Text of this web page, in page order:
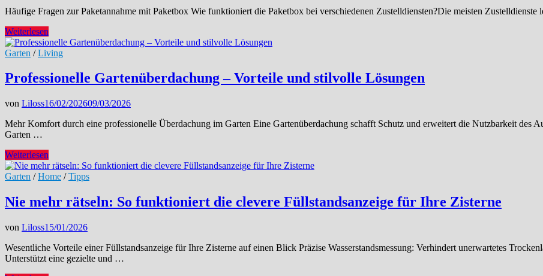
für
deinen
Erfolg
im
Homegrow
Häufige Fragen zur Paketannahme mit Paketbox Wie funktioniert die Paketbox bei verschiedenen Zustelldiensten?Die meisten
Nie
wieder
vor
Tür
stehen
so
die
Paketannahme
rund
um
die
Uhr
Weiterlesen
Garten /Living
Professionelle Gartenüberdachung – Vorteile und stilvolle Lösungen
von Liloss16/02/202609/03/2026
Mehr Komfort durch eine professionelle Überdachung im Garten Eine Gartenüberdachung schafft Schutz und erweitert die Nutzbarkeit des
Garten …
Professionelle
Gartenüberdachung
–
und
stilvolle
Weiterlesen
Garten /Home /Tipps
Nie mehr rätseln: So funktioniert die clevere Füllstandsanzeige für Ihre Zisterne
von Liloss15/01/2026
Wesentliche Vorteile einer Füllstandsanzeige für Ihre Zisterne auf einen Blick Präzise Wasserstandsmessung: Verhindert unerwartetes
Unterstützt eine gezielte und …